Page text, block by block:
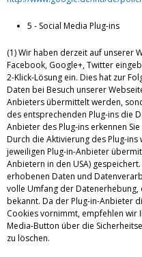
5 - Social Media Plug-ins
(1) Wir haben derzeit auf unserer
Facebook, Google+, Twitter
2-Klick-Lösung ein. Dies hat zur
Daten bei Besuch unserer
Anbieters übermittelt werden,
des entsprechenden Plug-ins die
Anbieter des Plug-ins erkennen
Durch die Aktivierung des Plug-
jeweiligen Plug-in-Anbieter
Anbietern in den USA)
erhobenen Daten und
volle Umfang der
bekannt. Da der Plug-in-Anbieter
Cookies vornimmt, empfehlen wir
Media-Button über die
zu löschen.